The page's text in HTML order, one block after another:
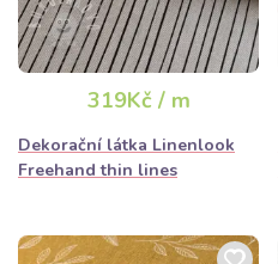
319Kč / m
Dekorační látka Linenlook
Freehand thin lines